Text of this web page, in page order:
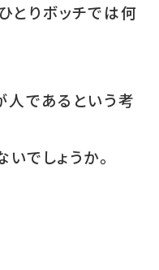
とりボッチでは何
人であるという考
でしょうか。